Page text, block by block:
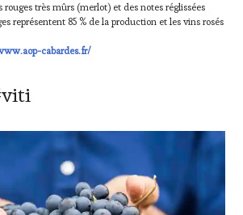
rouges très mûrs (merlot) et des notes réglissées
représentent 85 % de la production et les vins rosés
cabardes.fr/